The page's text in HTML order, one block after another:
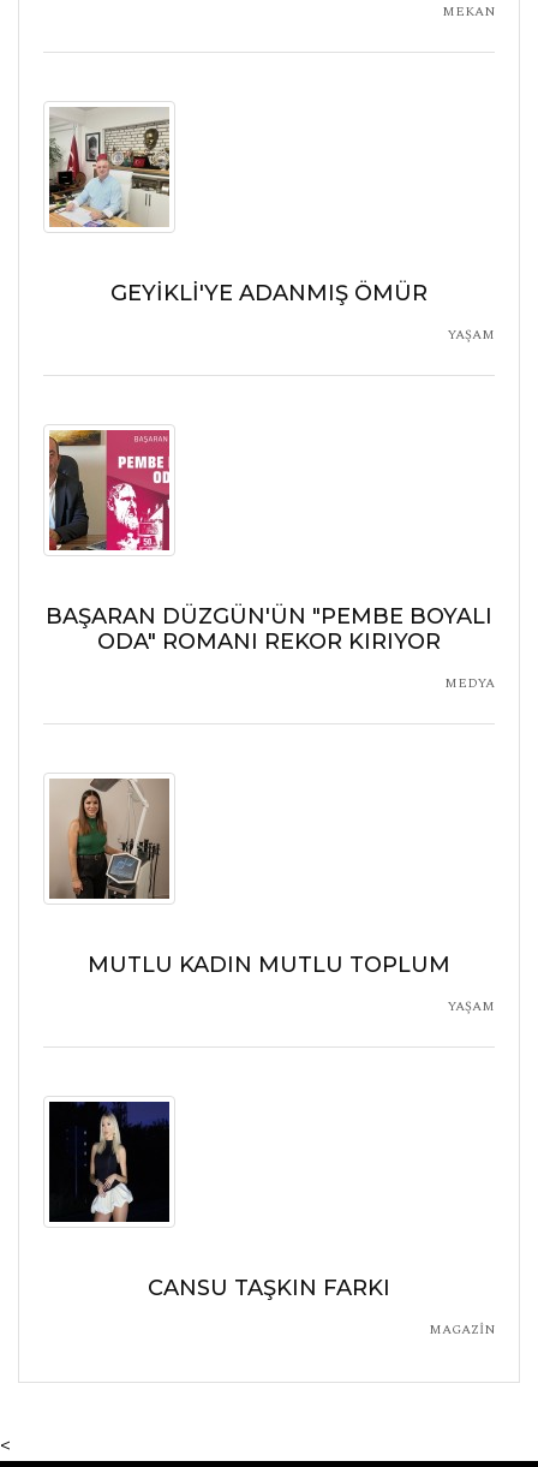
MEKAN
GEYİKLİ'YE ADANMIŞ ÖMÜR
YAŞAM
BAŞARAN DÜZGÜN'ÜN "PEMBE BOYALI
ODA" ROMANI REKOR KIRIYOR
MEDYA
MUTLU KADIN MUTLU TOPLUM
YAŞAM
CANSU TAŞKIN FARKI
MAGAZİN
<